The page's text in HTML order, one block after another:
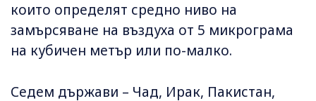
които определят средно ниво на
замърсяване на въздуха от 5 микрограма
на кубичен метър или по-малко.
Седем държави – Чад, Ирак, Пакистан,